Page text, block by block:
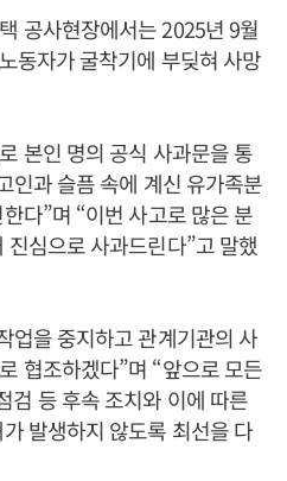
공사현장에서는 2025년 9월
동자가 굴착기에 부딪혀 사망
본인 명의 공식 사과문을 통
인과 슬픔 속에 계신 유가족분
다”며 “이번 사고로 많은 분
심으로 사과드린다”고 말했
업을 중지하고 관계기관의 사
협조하겠다”며 “앞으로 모든
검 등 후속 조치와 이에 따른
발생하지 않도록 최선을 다